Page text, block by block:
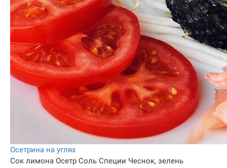
Осетрина на углях
Сок лимона Осетр Соль Специи Чеснок, зелень